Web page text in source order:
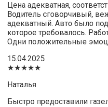
Цена адекватная,
Водитель сговорчивый,
адекватный. Авто было
которое требовалось.
Одни положительные
15.04.2025
★★★★★
Наталья
Быстро предоставили